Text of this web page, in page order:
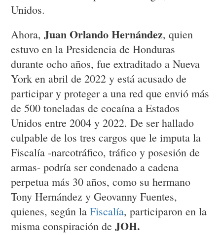
Unidos.
Ahora,Juan Orlando Hernández, quien
estuvo en la Presidencia de Honduras
durante ocho años, fue extraditado a Nueva
York en abril de 2022 y está acusado de
participar y proteger a una red que envió más
de 500 toneladas de cocaína a Estados
Unidos entre 2004 y 2022. De ser hallado
culpable de los tres cargos que le imputa la
Fiscalía -narcotráfico, tráfico y posesión de
armas- podría ser condenado a cadena
perpetua más 30 años, como su hermano
Tony Hernández y Geovanny Fuentes,
quienes, según laFiscalía, participaron en la
misma conspiración deJOH.